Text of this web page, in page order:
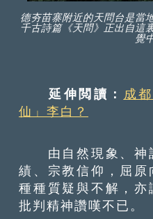
德夯苗寨附近的天問台是當
千古詩篇《天問》正出自這
覺
延伸閲讀：
成
仙」李白？
由自然現象、神
績、宗教信仰，屈
種種質疑與不解，亦
批判精神讚嘆不已。